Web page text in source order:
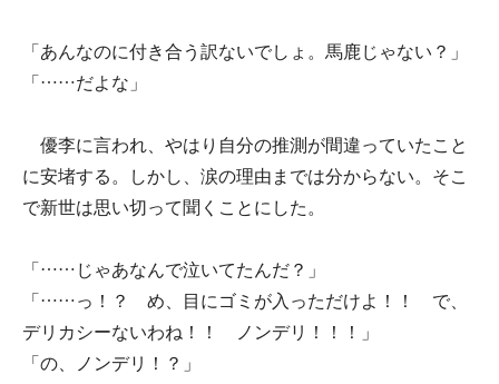
「あんなのに付き合う訳ないでしょ。馬鹿じゃない？」
「……だよな」
優李に言われ、やはり自分の推測が間違っていたこと
に安堵する。しかし、涙の理由までは分からない。そこ
で新世は思い切って聞くことにした。
「……じゃあなんで泣いてたんだ？」
「……っ！？ め、目にゴミが入っただけよ！！ で、
デリカシーないわね！！ ノンデリ！！！」
「の、ノンデリ！？」